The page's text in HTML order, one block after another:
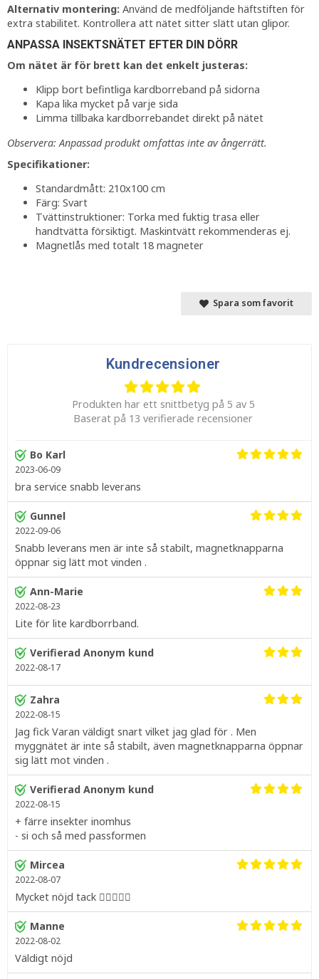
Alternativ montering: Använd de medföljande häftstiften för
extra stabilitet. Kontrollera att nätet sitter slätt utan glipor.
ANPASSA INSEKTSNÄTET EFTER DIN DÖRR
Om nätet är för brett kan det enkelt justeras:
Klipp bort befintliga kardborreband på sidorna
Kapa lika mycket på varje sida
Limma tillbaka kardborrebandet direkt på nätet
Observera: Anpassad produkt omfattas inte av ångerrätt.
Specifikationer:
Standardmått: 210x100 cm
Färg: Svart
Tvättinstruktioner: Torka med fuktig trasa eller
handtvätta försiktigt. Maskintvätt rekommenderas ej.
Magnetlås med totalt 18 magneter
Spara som favorit
Kundrecensioner
Produkten har ett snittbetyg på 5 av 5
Baserat på 13 verifierade recensioner
Bo Karl
2023-06-09
bra service snabb leverans
Gunnel
2022-09-06
Snabb leverans men är inte så stabilt, magnetknapparna
öppnar sig lätt mot vinden .
Ann-Marie
2022-08-23
Lite för lite kardborrband.
Verifierad Anonym kund
2022-08-17
Zahra
2022-08-15
Jag fick Varan väldigt snart vilket jag glad för . Men
myggnätet är inte så stabilt, även magnetknapparna öppnar
sig lätt mot vinden .
Verifierad Anonym kund
2022-08-15
+ färre insekter inomhus
- si och så med passformen
Mircea
2022-08-07
Mycket nöjd tack 👍🏻🙂🤗🤠
Manne
2022-08-02
Väldigt nöjd